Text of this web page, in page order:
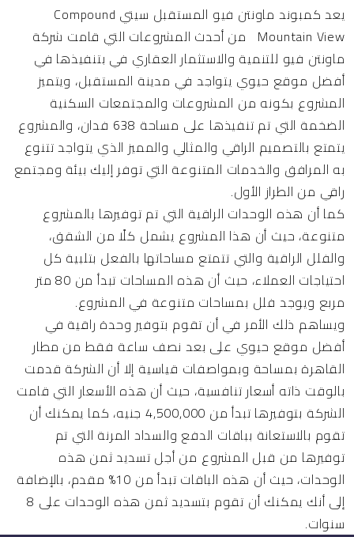
يعد كمبوند ماونتن فيو المستقبل سيتي Compound
Mountain View من أحدث المشروعات التي قامت شركة
ماونتن فيو للتنمية والاستثمار العقاري في بتنفيذها في
أفضل موقع حيوي يتواجد في مدينة المستقبل، ويتميز
المشروع بكونه من المشروعات والمجتمعات السكنية
الضخمة التي تم تنفيذها على مساحة 638 فدان، والمشروع
يتمتع بالتصميم الراقي والمثالي والمميز الذي يتواجد تتنوع
به المرافق والخدمات المتنوعة التي توفر إليك بيئة ومجتمع
راقي من الطراز الأول.
كما أن هذه الوحدات الراقية التي تم توفيرها بالمشروع
متنوعة، حيث أن هذا المشروع يشمل كلًا من الشقق،
والفلل الراقية والتي تتمتع مساحاتها بالفعل بتلبية كل
احتياجات العملاء، حيث أن هذه المساحات تبدأ من 80 متر
مربع ويوجد فلل بمساحات متنوعة في المشروع.
ويساهم ذلك الأمر في أن تقوم بتوفير وحدة راقية في
أفضل موقع حيوي على بعد نصف ساعة فقط من مطار
القاهرة بمساحة وبمواصفات قياسية إلا أن الشركة قدمت
بالوقت ذاته أسعار تنافسية، حيث أن هذه الأسعار التي قامت
الشركة بتوفيرها تبدأ من 4,500,000 جنيه، كما يمكنك أن
تقوم بالاستعانة بباقات الدفع والسداد المرنة التي تم
توفيرها من قبل المشروع من أجل تسديد ثمن هذه
الوحدات، حيث أن هذه الباقات تبدأ من 10% مقدم، بالإضافة
إلى أنك يمكنك أن تقوم بتسديد ثمن هذه الوحدات على 8
سنوات.